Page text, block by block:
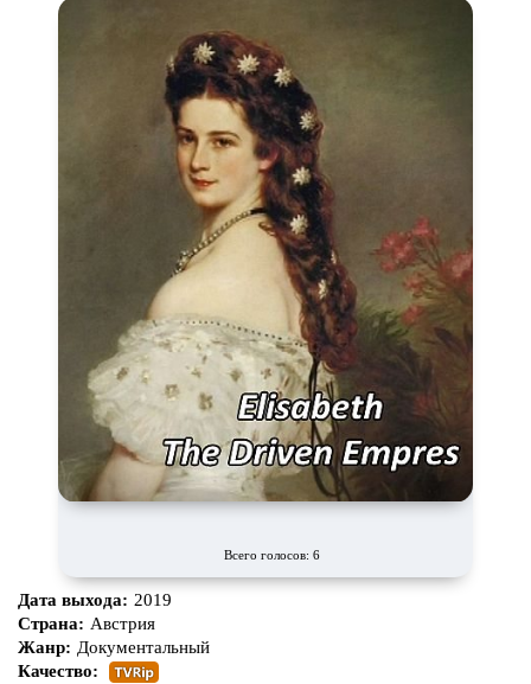
Всего голосов: 6
Дата выхода: 2019
Страна: Австрия
Жанр: Документальный
Качество: